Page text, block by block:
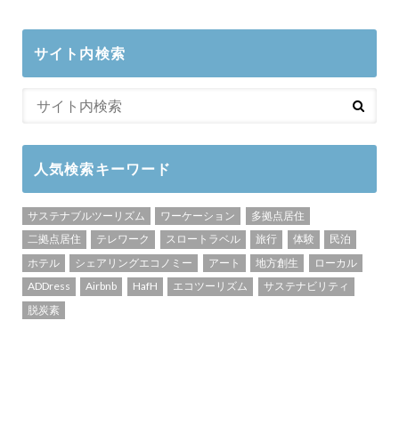
サイト内検索
人気検索キーワード
サステナブルツーリズム ワーケーション
多拠点居住
二拠点居住
テレワーク スロートラベル 旅行 体験
民泊
ホテル
シェアリングエコノミー アート 地方創生
ローカル
ADDress
Airbnb HafH エコツーリズム
サステナビリティ
脱炭素